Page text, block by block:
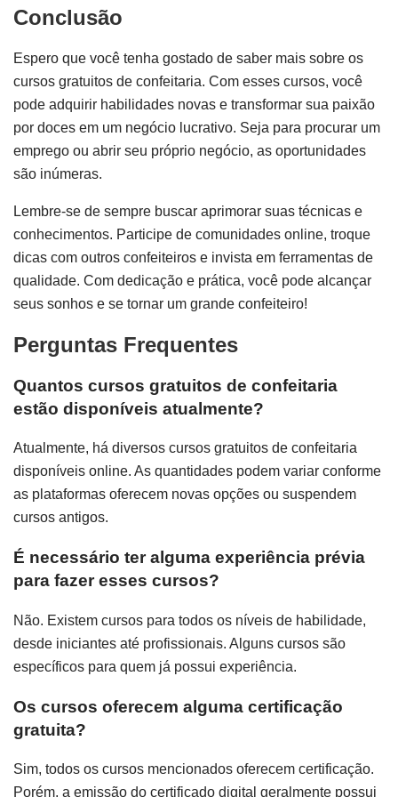
Conclusão
Espero que você tenha gostado de saber mais sobre os
cursos gratuitos de confeitaria. Com esses cursos, você
pode adquirir habilidades novas e transformar sua paixão
por doces em um negócio lucrativo. Seja para procurar um
emprego ou abrir seu próprio negócio, as oportunidades
são inúmeras.
Lembre-se de sempre buscar aprimorar suas técnicas e
conhecimentos. Participe de comunidades online, troque
dicas com outros confeiteiros e invista em ferramentas de
qualidade. Com dedicação e prática, você pode alcançar
seus sonhos e se tornar um grande confeiteiro!
Perguntas Frequentes
Quantos cursos gratuitos de confeitaria
estão disponíveis atualmente?
Atualmente, há diversos cursos gratuitos de confeitaria
disponíveis online. As quantidades podem variar conforme
as plataformas oferecem novas opções ou suspendem
cursos antigos.
É necessário ter alguma experiência prévia
para fazer esses cursos?
Não. Existem cursos para todos os níveis de habilidade,
desde iniciantes até profissionais. Alguns cursos são
específicos para quem já possui experiência.
Os cursos oferecem alguma certificação
gratuita?
Sim, todos os cursos mencionados oferecem certificação.
Porém, a emissão do certificado digital geralmente possui